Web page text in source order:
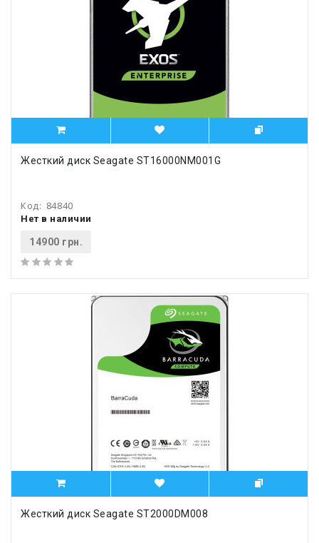
Жесткий диск Seagate ST16000NM001G
Код: 84840
Нет в наличии
14900 грн.
Жесткий диск Seagate ST2000DM008